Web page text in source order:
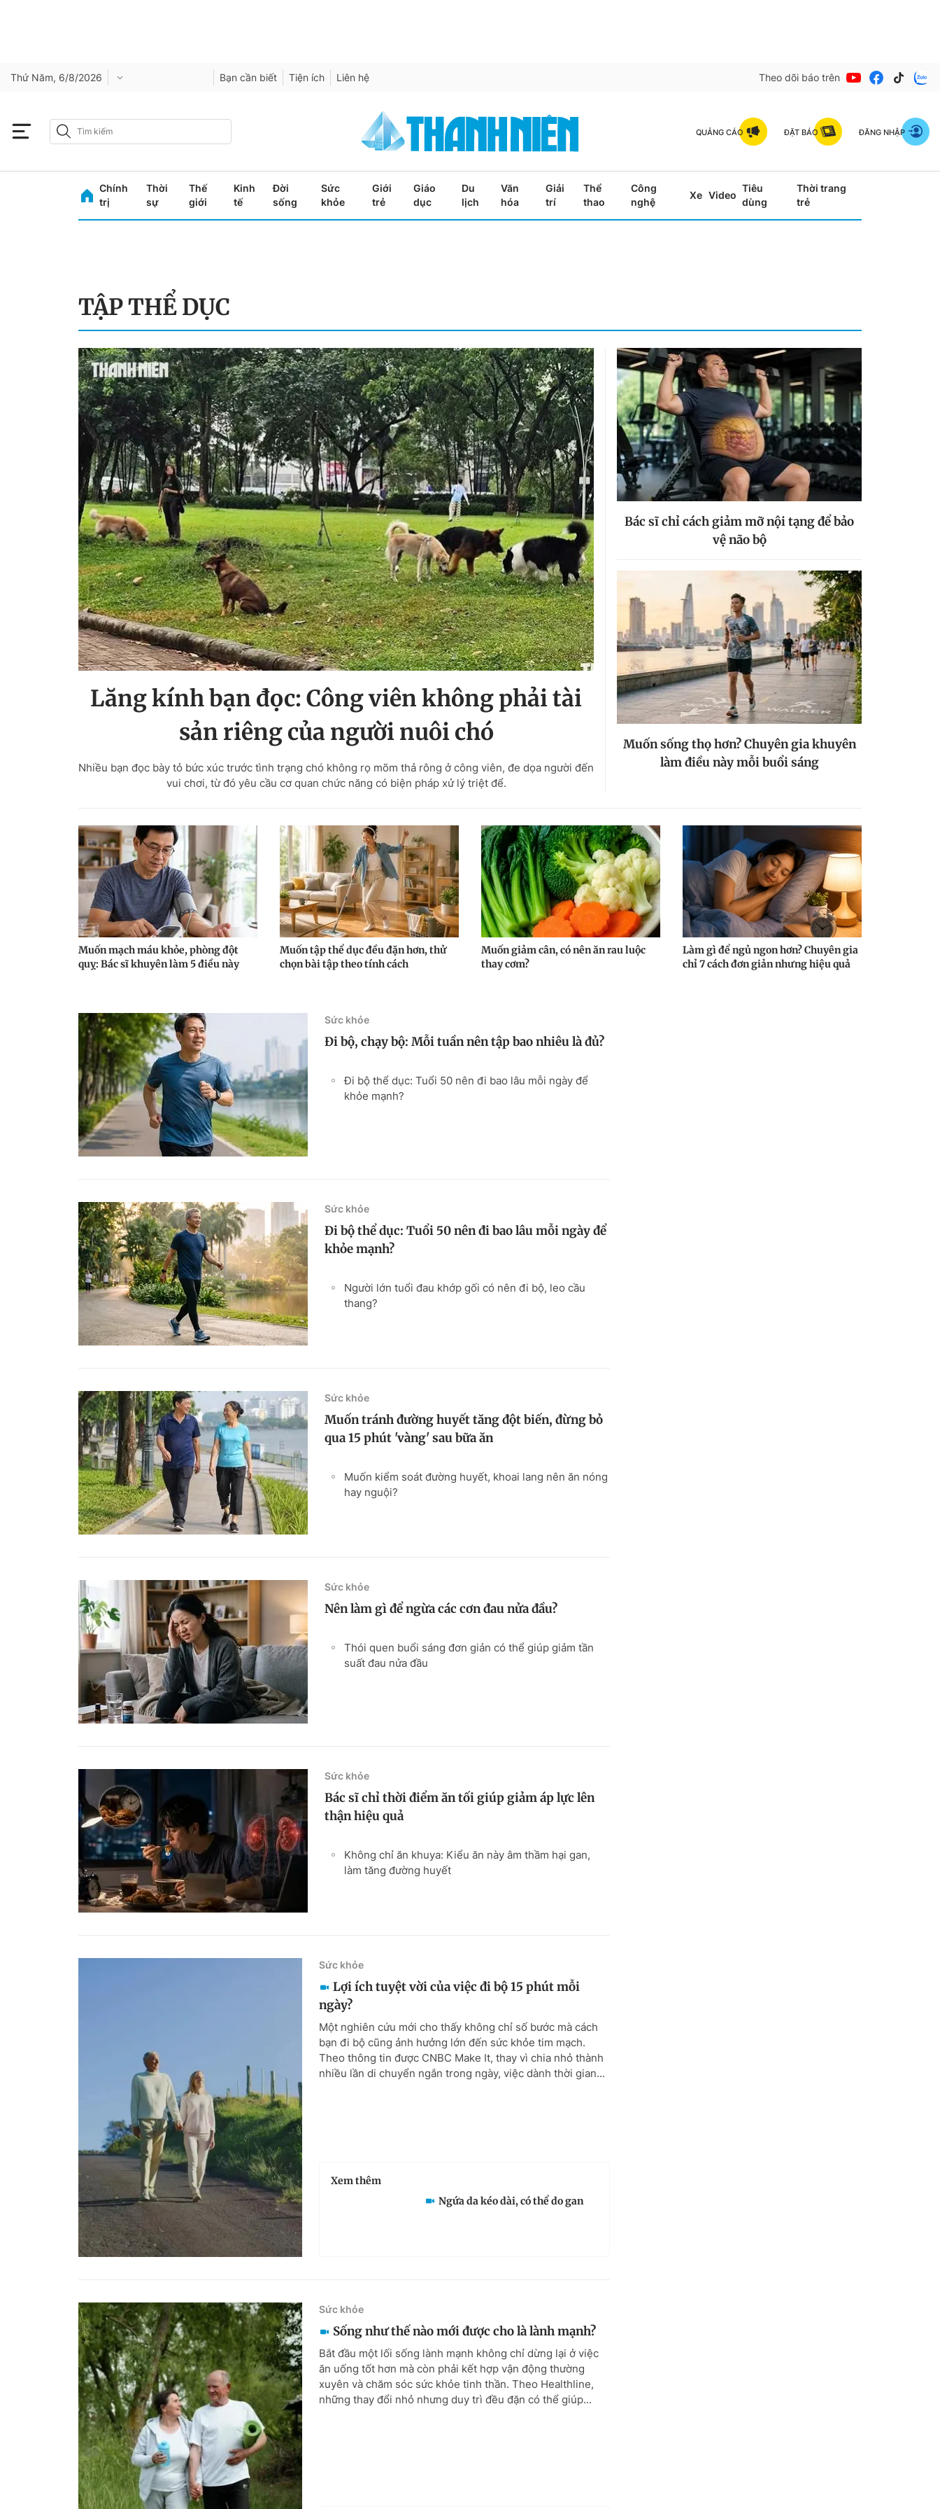
Thứ Năm, 6/8/2026 Bạn cần biết Tiện ích Liên hệ Theo dõi báo trên
QUẢNG CÁO ĐẶT BÁO ĐĂNG NHẬP
Chính
trị
Thời
sự
Thế
giới
Kinh
tế
Đời
sống
Sức
khỏe
Giới
trẻ
Giáo
dục
Du
lịch
Văn
hóa
Giải
trí
Thể
thao
Công
nghệ
Xe Video
Tiêu
dùng
Thời trang
trẻ
TẬP THỂ DỤC
Lăng kính bạn đọc: Công viên không phải tài
sản riêng của người nuôi chó
Nhiều bạn đọc bày tỏ bức xúc trước tình trạng chó không rọ mõm thả rông ở công viên, đe dọa người đến
vui chơi, từ đó yêu cầu cơ quan chức năng có biện pháp xử lý triệt để.
Bác sĩ chỉ cách giảm mỡ nội tạng để bảo
vệ não bộ
Muốn sống thọ hơn? Chuyên gia khuyên
làm điều này mỗi buổi sáng
Muốn mạch máu khỏe, phòng đột
quỵ: Bác sĩ khuyên làm 5 điều này
Muốn tập thể dục đều đặn hơn, thử
chọn bài tập theo tính cách
Muốn giảm cân, có nên ăn rau luộc
thay cơm?
Làm gì để ngủ ngon hơn? Chuyên gia
chỉ 7 cách đơn giản nhưng hiệu quả
Sức khỏe
Đi bộ, chạy bộ: Mỗi tuần nên tập bao nhiêu là đủ?
Đi bộ thể dục: Tuổi 50 nên đi bao lâu mỗi ngày để
khỏe mạnh?
Sức khỏe
Đi bộ thể dục: Tuổi 50 nên đi bao lâu mỗi ngày để
khỏe mạnh?
Người lớn tuổi đau khớp gối có nên đi bộ, leo cầu
thang?
Sức khỏe
Muốn tránh đường huyết tăng đột biến, đừng bỏ
qua 15 phút 'vàng' sau bữa ăn
Muốn kiểm soát đường huyết, khoai lang nên ăn nóng
hay nguội?
Sức khỏe
Nên làm gì để ngừa các cơn đau nửa đầu?
Thói quen buổi sáng đơn giản có thể giúp giảm tần
suất đau nửa đầu
Sức khỏe
Bác sĩ chỉ thời điểm ăn tối giúp giảm áp lực lên
thận hiệu quả
Không chỉ ăn khuya: Kiểu ăn này âm thầm hại gan,
làm tăng đường huyết
Sức khỏe
Lợi ích tuyệt vời của việc đi bộ 15 phút mỗi
ngày?
Một nghiên cứu mới cho thấy không chỉ số bước mà cách
bạn đi bộ cũng ảnh hưởng lớn đến sức khỏe tim mạch.
Theo thông tin được CNBC Make It, thay vì chia nhỏ thành
nhiều lần di chuyển ngắn trong ngày, việc dành thời gian...
Xem thêm
Ngứa da kéo dài, có thể do gan
Sức khỏe
Sống như thế nào mới được cho là lành mạnh?
Bắt đầu một lối sống lành mạnh không chỉ dừng lại ở việc
ăn uống tốt hơn mà còn phải kết hợp vận động thường
xuyên và chăm sóc sức khỏe tinh thần. Theo Healthline,
những thay đổi nhỏ nhưng duy trì đều đặn có thể giúp...